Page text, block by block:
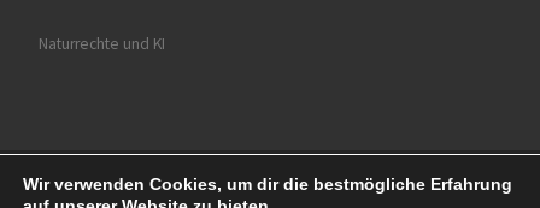
Naturrechte und KI
© 2026Ruhrkultour– Alle Rechte vorbehalten
Wir verwenden Cookies, um dir die bestmögliche Erfahrung